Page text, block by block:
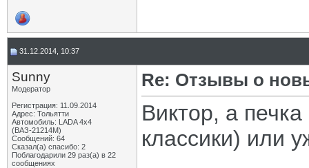
31.12.2014, 10:37
Sunny
Модератор
Регистрация: 11.09.2014
Адрес: Тольятти
Автомобиль: LADA 4x4
(ВАЗ-21214М)
Сообщений: 64
Сказал(а) спасибо: 2
Поблагодарили 29 раз(а) в 22
сообщениях
Re: Отзывы о
Виктор, а
классики) или